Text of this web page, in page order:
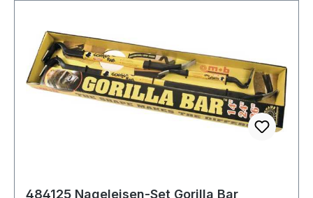
484125 Nageleisen-Set Gorilla Bar